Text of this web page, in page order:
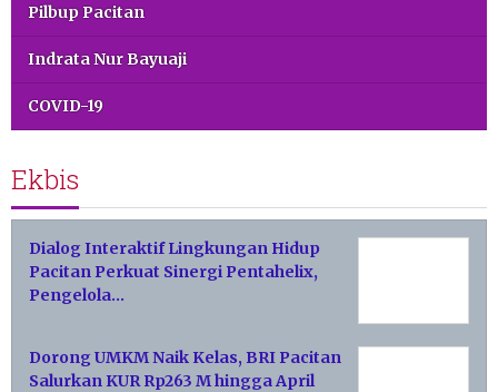
Pilbup Pacitan
Indrata Nur Bayuaji
COVID-19
Ekbis
Dialog Interaktif Lingkungan Hidup
Pacitan Perkuat Sinergi Pentahelix,
Pengelola…
Dorong UMKM Naik Kelas, BRI Pacitan
Salurkan KUR Rp263 M hingga April